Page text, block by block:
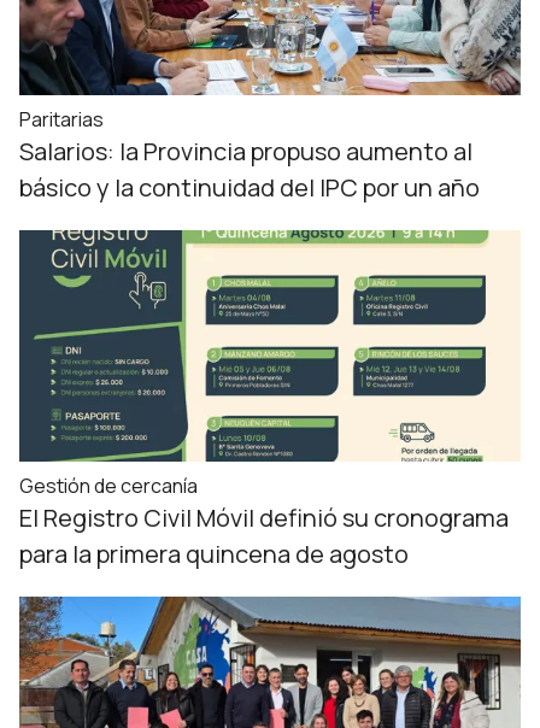
Paritarias
Salarios: la Provincia propuso aumento al
básico y la continuidad del IPC por un año
Gestión de cercanía
El Registro Civil Móvil definió su cronograma
para la primera quincena de agosto